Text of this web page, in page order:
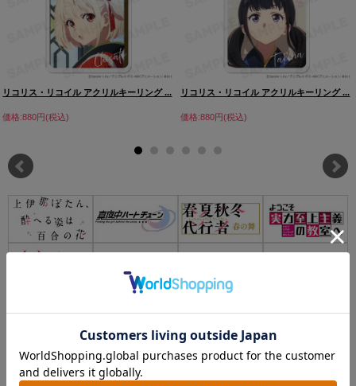
リコリス・リコイル アクリルキーリング ...
価格:880円(税込)
リコリス・リコイル アクリルキーリング ...
価格:880円(税込)